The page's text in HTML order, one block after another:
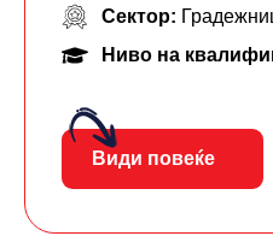
Сектор:
Ниво на
Види повеќе